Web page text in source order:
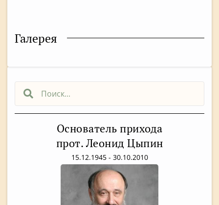
Основатель прихода
прот. Леонид Цыпин
15.12.1945 - 30.10.2010
Галерея